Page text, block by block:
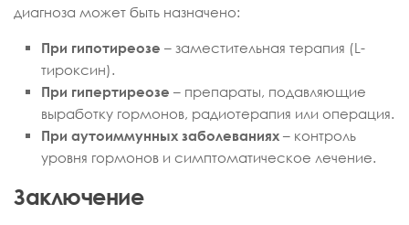
диагноза может быть назначено:
При гипотиреозе – заместительная терапия (L-
тироксин).
При гипертиреозе – препараты, подавляющие
выработку гормонов, радиотерапия или операция.
При аутоиммунных заболеваниях – контроль
уровня гормонов и симптоматическое лечение.
Заключение